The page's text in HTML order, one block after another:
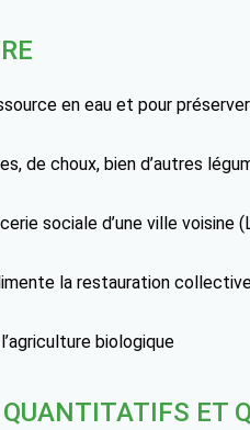
en eau et pour
de choux, bien d’autres
sociale d’une ville
la restauration
biologique
ET